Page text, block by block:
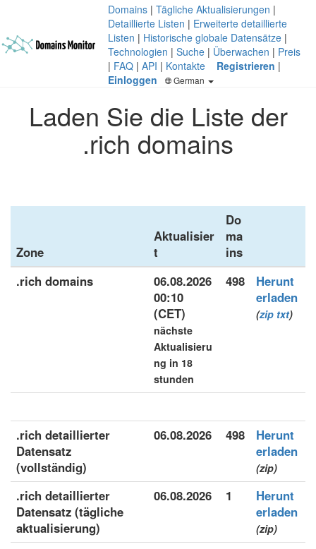
Domains | Tägliche Aktualisierungen |
Detaillierte Listen | Erweiterte detaillierte
Listen | Historische globale Datensätze |
Technologien | Suche | Überwachen | Preis
| FAQ | API | Kontakte Registrieren |
Einloggen
German
Laden Sie die Liste der
.rich domains
Zone
Aktualisier
t
Do
ma
ins
.rich domains
06.08.2026
00:10
(CET)
nächste
Aktualisieru
ng in 18
stunden
498
Herunt
erladen
(zip txt)
.rich detaillierter
Datensatz
(vollständig)
06.08.2026 498
Herunt
erladen
(zip)
.rich detaillierter
Datensatz (tägliche
aktualisierung)
06.08.2026 1
Herunt
erladen
(zip)